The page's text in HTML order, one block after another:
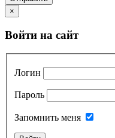
×
Войти на сайт
Логин
Пароль
Запомнить меня